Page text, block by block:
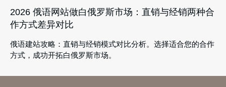
2026 俄语网站做白俄罗斯市场：直销与经销两种合
作方式差异对比
俄语建站攻略：直销与经销模式对比分析。选择适合您的合作
方式，成功开拓白俄罗斯市场。